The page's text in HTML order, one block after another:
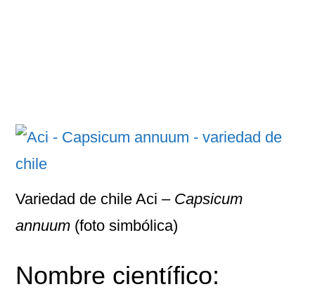
Variedad de chile Aci – Capsicum
annuum (foto simbólica)
Nombre científico: